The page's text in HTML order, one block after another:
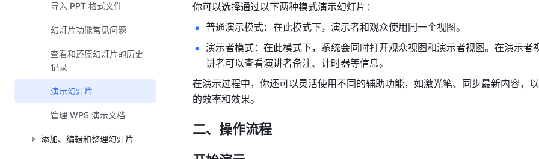
导入 PPT 格式文件
幻灯片功能常见问题
查看和还原幻灯片的历史
记录
演示幻灯片
管理 WPS 演示文档
添加、编辑和整理幻灯片
你可以选择通过以下两种模式演示幻灯片：
普通演示模式：在此模式下，演示者和观众使用同一个视图。
演示者模式：在此模式下，系统会同时打开观众视图和演示者视图。在演示者
讲者可以查看演讲者备注、计时器等信息。
在演示过程中，你还可以灵活使用不同的辅助功能，如激光笔、同步最新内容，
的效率和效果。
二、操作流程